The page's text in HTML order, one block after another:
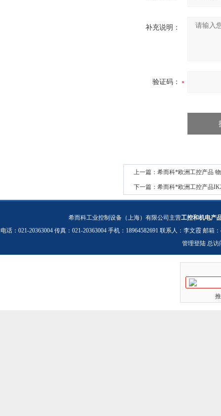
补充说明：
验证码：
上一篇： 希而科*欧洲工控产品
下一篇： 希而科*欧洲工控产品
希而科工业控制设备（上海）有限公司主营工控和机电产
电话：021-20363004 传真：021-20363004 手机：18964582691 联系人：李文霞 邮箱：
管理登陆 总访